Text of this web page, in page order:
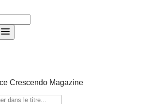
Crescendo Magazine